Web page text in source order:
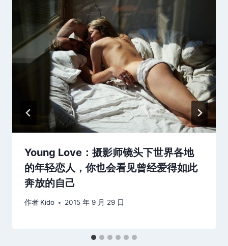
Young Love：摄影师镜头下世界各地
的年轻恋人，你也会看见曾经爱得如此
奔放的自己
作者 Kido 2015 年 9 月 29 日